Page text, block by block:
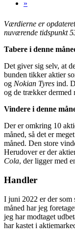
»
Værdierne er
nuværende tidspunkt
Tabere i denne
Det giver sig selv, at
bunden tikker aktier
og Nokian Tyres ind.
og de trækker dermed
Vindere i denne
Der er omkring 10
måned, så det er
måned. Den store
Herudover er der
Cola, der ligger med
Handler
I juni 2022 er der som
måned har jeg
jeg har modtaget
har kastet i